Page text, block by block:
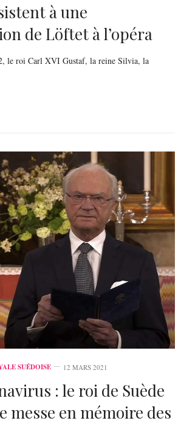
à une
de Löftet à l’opéra
le roi Carl XVI Gustaf, la reine Silvia, la
SUÉDOISE 12 MARS 2021
: le roi de Suède
messe en mémoire des